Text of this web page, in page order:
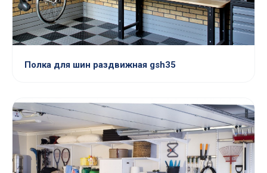
Полка для шин раздвижная gsh35